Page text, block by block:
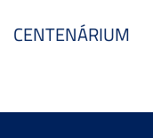
CENTENÁRIUM